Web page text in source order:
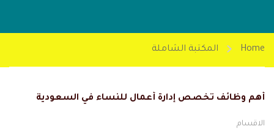
Home المكتبة الشاملة
أهم وظائف تخصص إدارة أعمال للنساء في السعودية
الاقسام